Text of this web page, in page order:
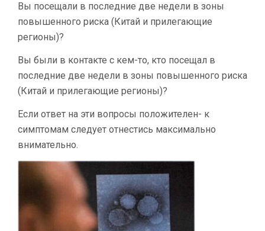
Вы посещали в последние две недели в зоны
повышенного риска (Китай и прилегающие
регионы)?
Вы были в контакте с кем-то, кто посещал в
последние две недели в зоны повышенного риска
(Китай и прилегающие регионы)?
Если ответ на эти вопросы положителен- к
симптомам следует отнестись максимально
внимательно.